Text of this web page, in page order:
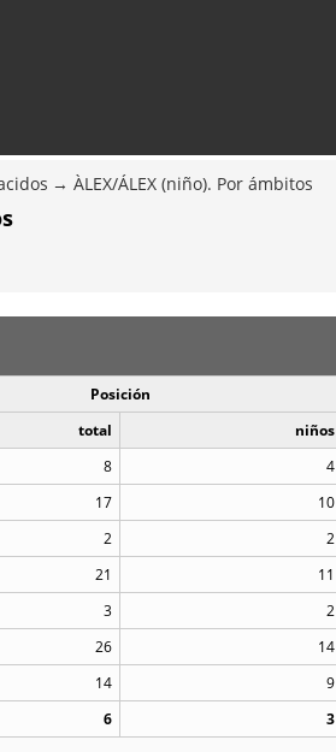
ÀLEX/ÁLEX (niño). Por ámbitos
Posición
total niños
8 4
17 10
2 2
21 11
3 2
26 14
14 9
6 3